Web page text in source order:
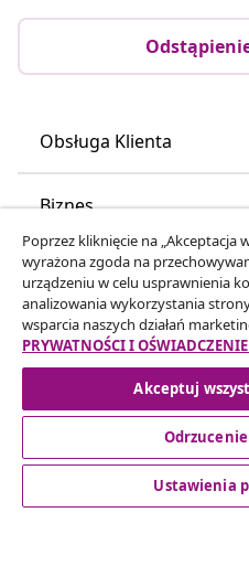
Obsługa Klienta
Biznes
vidaXL
Odkryj więcej
© 2008-2026 vidaXL
Poprzez kliknięcie na „Akceptacja
wyrażona zgoda na
urządzeniu w celu usprawnienia
analizowania wykorzystania
wsparcia naszych działań
PRYWATNOŚCI I
Akceptuj
Ustawienia